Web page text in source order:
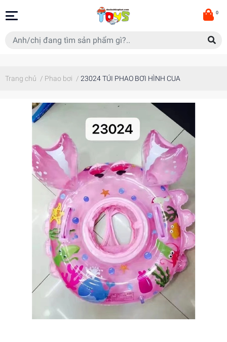
0
Trang chủ / Phao bơi / 23024 TÚI PHAO BƠI HÌNH CUA